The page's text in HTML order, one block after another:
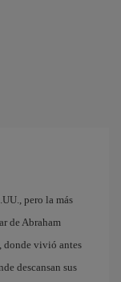
pero la más
de Abraham
donde vivió antes
descansan sus